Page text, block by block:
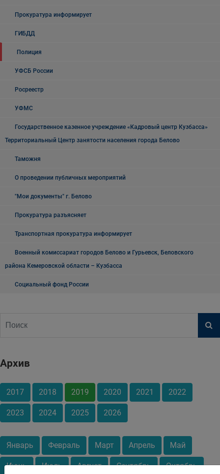
Прокуратура информирует
ГИБДД
Полиция
УФСБ России
Росреестр
УФМС
Государственное казенное учреждение «Кадровый центр Кузбасса»
Территориальный Центр занятости населения города Белово
Таможня
О проведении публичных мероприятий
"Мои документы" г. Белово
Прокуратура разъясняет
Транспортная прокуратура информирует
Военный комиссариат городов Белово и Гурьевск, Беловского
района Кемеровской области – Кузбасса
Социальный фонд России
Архив
2017 2018 2019 2020 2021 2022
2023 2024 2025 2026
Январь Февраль Март Апрель Май
Июнь Июль Август Сентябрь Октябрь